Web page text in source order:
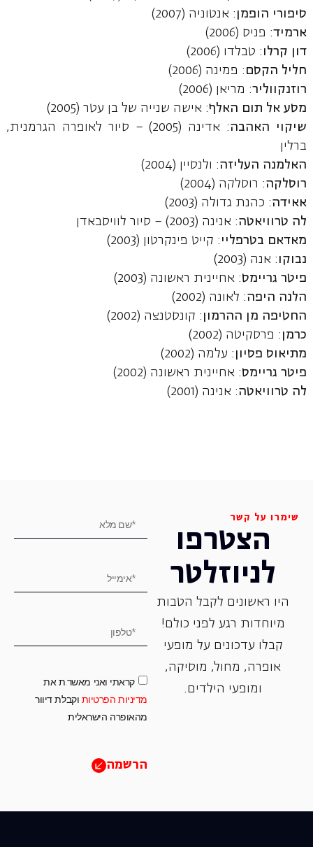
סיפורי הופמן : אנטוניה (2007)
ארמיד: פניס (2006)
דון קרלו : טבלדו (2006)
חליל הקסם : פמינה (2006)
רוזנקווליר: מריאן (2006)
מסע אל תום האלף: אישה שנייה של בן עטר (2005)
שיקוי האהבה
: אדינה (2005) – סיור לאופרה הגרמנית,
ברלין
האלמנה העליזה: ולנסיין (2004)
רוסלקה: רוסלקה (2004)
אאידה: כהנת גדולה (2003)
לה טרוויאטה: אנינה (2003) – סיור לוויסבאדן
מאדאם בטרפליי : קייט פינקרטון (2003)
נבוקו : אנה (2003)
פיטר גריימס: אחיינית ראשונה (2003)
הלנה היפה: לאונה (2002)
החטיפה מן ההרמון : קונסטנצה (2002)
כרמן : פרסקיטה (2002)
מתיאוס פסיון : עלמה (2002)
פיטר גריימס: אחיינית ראשונה (2002)
לה טרוויאטה: אנינה (2001)
שימרו על קשר
הצטרפו
לניוזלטר
היו ראשונים לקבל הטבות
מיוחדות רגע לפני כולם!
קבלו עדכונים על מופעי
אופרה, ‏מחול, ‏מוסיקה,
ומופעי הילדים.
קראתי ואני מאשר.ת את
מדיניות הפרטיות וקבלת דיוור
מהאופרה הישראלית
הרשמה